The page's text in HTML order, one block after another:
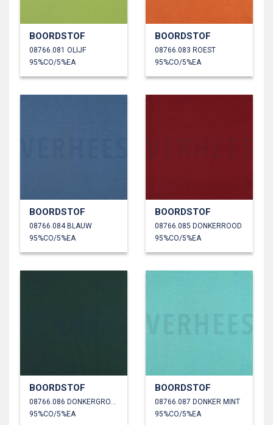
BOORDSTOF
08766.081 OLIJF
95%CO/5%EA
BOORDSTOF
08766.083 ROEST
95%CO/5%EA
BOORDSTOF
08766.084 BLAUW
95%CO/5%EA
BOORDSTOF
08766.085 DONKERROOD
95%CO/5%EA
BOORDSTOF
08766.086 DONKERGROEN
95%CO/5%EA
BOORDSTOF
08766.087 DONKER MINT
95%CO/5%EA